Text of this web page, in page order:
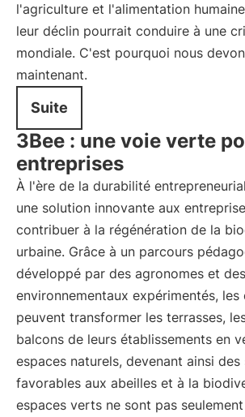
l'agriculture et l'alimentation
leur déclin pourrait conduire à une
mondiale. C'est pourquoi nous
maintenant.
Suite
3Bee : une voie verte
entreprises
À l'ère de la durabilité
une solution innovante aux
contribuer à la régénération de la
urbaine. Grâce à un parcours
développé par des agronomes et
environnementaux expérimentés, les
peuvent transformer les terrasses,
balcons de leurs établissements en
espaces naturels, devenant ainsi
favorables aux abeilles et à la
espaces verts ne sont pas